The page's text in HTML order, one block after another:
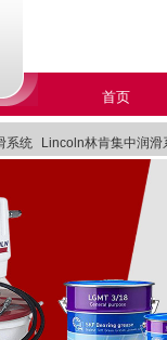
首页
系统 Lincoln林肯集中润滑
Lincoln美国林肯集中润滑